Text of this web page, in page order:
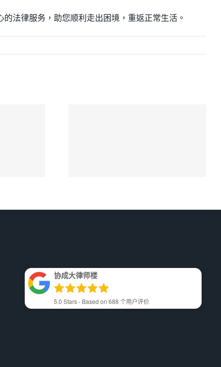
法律服务，助您顺利走出困境，重返正常生活。
协成大律师楼
5.0 Stars - Based on 688 个用户评价